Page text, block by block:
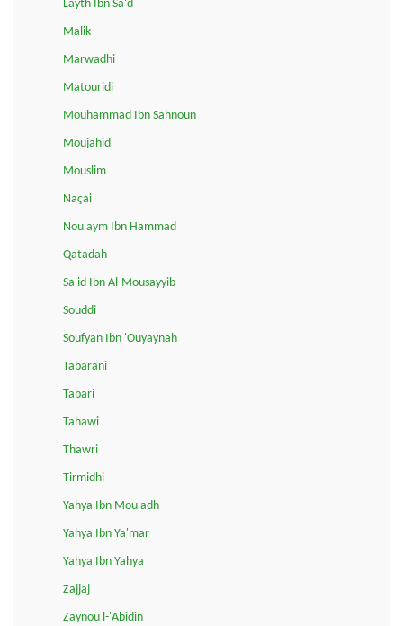
Layth Ibn Sa'd
Malik
Marwadhi
Matouridi
Mouhammad Ibn Sahnoun
Moujahid
Mouslim
Naçai
Nou'aym Ibn Hammad
Qatadah
Sa'id Ibn Al-Mousayyib
Souddi
Soufyan Ibn 'Ouyaynah
Tabarani
Tabari
Tahawi
Thawri
Tirmidhi
Yahya Ibn Mou'adh
Yahya Ibn Ya'mar
Yahya Ibn Yahya
Zajjaj
Zaynou l-'Abidin